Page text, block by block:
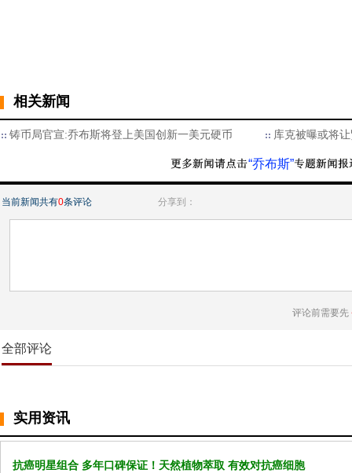
相关新闻
铸币局官宣:乔布斯将登上美国创新一美元硬币 库克被曝或将
“乔布斯”
当前新闻共有0条评论 分享到：
评论前需要先
全部评论
实用资讯
抗癌明星组合 多年口碑保证！天然植物萃取 有效对抗癌细胞